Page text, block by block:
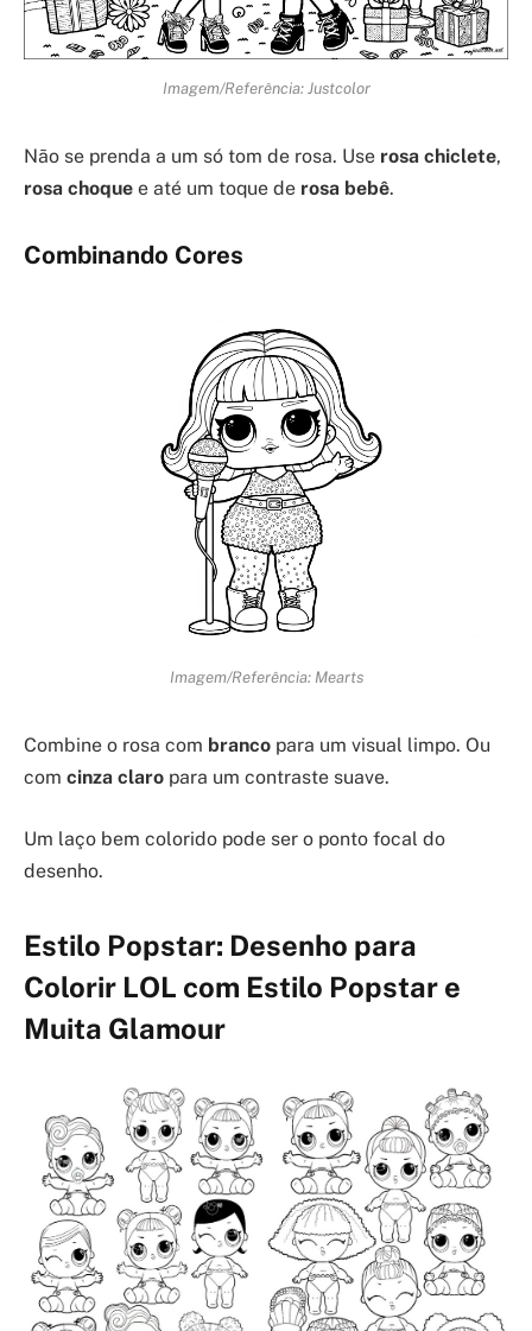
Imagem/Referência: Justcolor
Não se prenda a um só tom de rosa. Use rosa chiclete,
rosa choque e até um toque de rosa bebê.
Combinando Cores
Imagem/Referência: Mearts
Combine o rosa com branco para um visual limpo. Ou
com cinza claro para um contraste suave.
Um laço bem colorido pode ser o ponto focal do
desenho.
Estilo Popstar: Desenho para
Colorir LOL com Estilo Popstar e
Muita Glamour